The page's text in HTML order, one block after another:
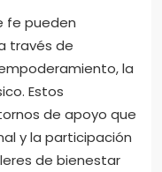
fe pueden
través de
la
Estos
de apoyo que
y la participación
de bienestar